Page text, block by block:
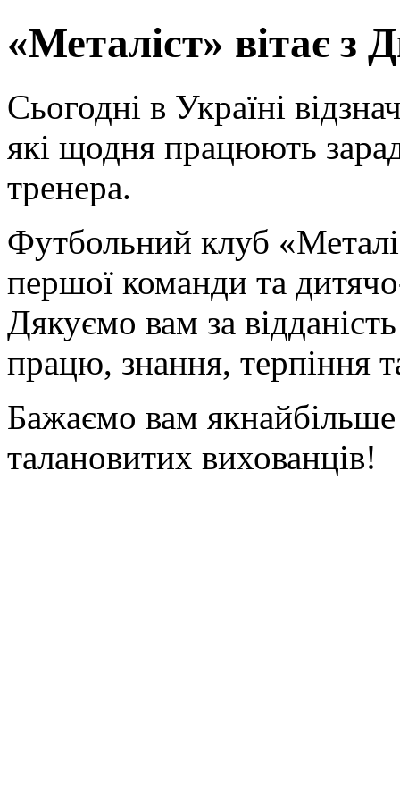
«Металіст» вітає з
Сьогодні в Україні
які щодня працюють
тренера.
Футбольний клуб
першої команди та
Дякуємо вам за
працю, знання, терпіння
Бажаємо вам
талановитих вихованців!